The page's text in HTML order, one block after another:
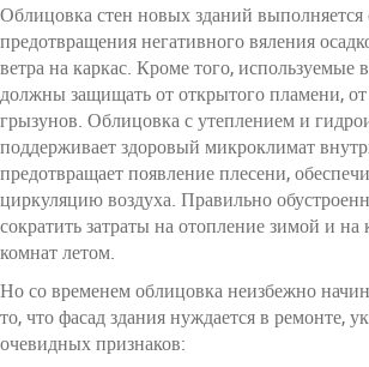
Облицовка стен новых зданий
предотвращения негативного вяления
ветра на каркас. Кроме того, используемые
должны защищать от открытого пламени,
грызунов. Облицовка с утеплением и
поддерживает здоровый микроклимат
предотвращает появление плесени,
циркуляцию воздуха. Правильно
сократить затраты на отопление зимой и
комнат летом.
Но со временем облицовка неизбежно
то, что фасад здания нуждается в ремонте,
очевидных признаков: